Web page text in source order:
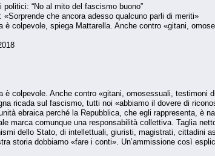
politici: “No al mito del fascismo buono”
«Sorprende che ancora adesso qualcuno parli di meriti»
è colpevole, spiega Mattarella. Anche contro «gitani,
è colpevole. Anche contro «gitani, omosessuali,
ricada sul fascismo, tutti noi «abbiamo il dovere di
ebraica perché la Repubblica, che egli rappresenta, è
marca comunque una responsabilità collettiva. Taglia
dello Stato, di intellettuali, giuristi, magistrati, cittadini
storia dobbiamo «fare i conti». Un’ammissione così